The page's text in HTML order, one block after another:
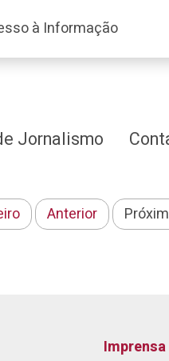
à Informação
Jornalismo
Anterior
Imprensa